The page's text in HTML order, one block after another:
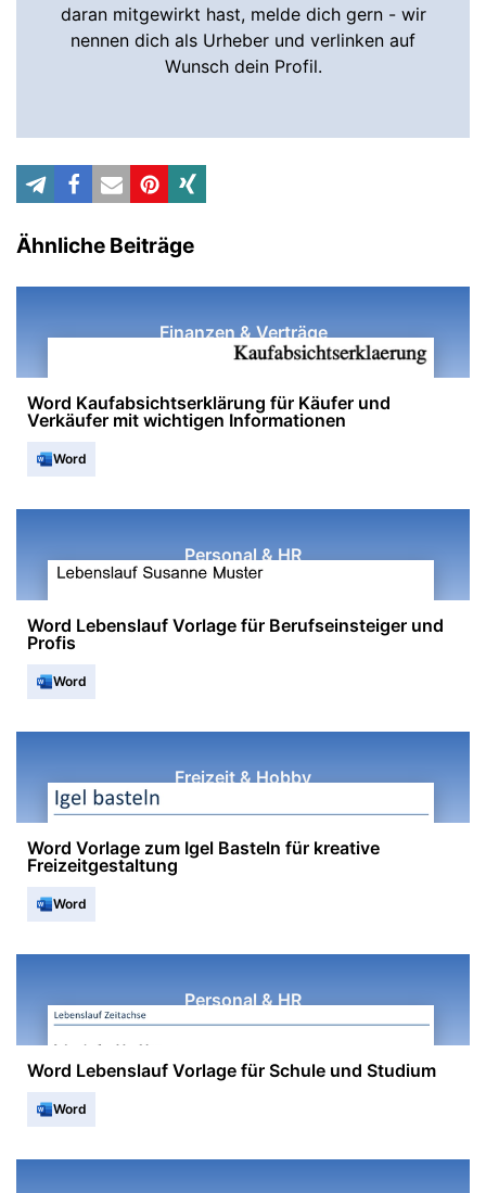
daran mitgewirkt hast, melde dich gern - wir
nennen dich als Urheber und verlinken auf
Wunsch dein Profil.
Ähnliche Beiträge
Finanzen & Verträge
Word Kaufabsichtserklärung für Käufer und
Verkäufer mit wichtigen Informationen
Word
Personal & HR
Word Lebenslauf Vorlage für Berufseinsteiger und
Profis
Word
Freizeit & Hobby
Word Vorlage zum Igel Basteln für kreative
Freizeitgestaltung
Word
Personal & HR
Word Lebenslauf Vorlage für Schule und Studium
Word